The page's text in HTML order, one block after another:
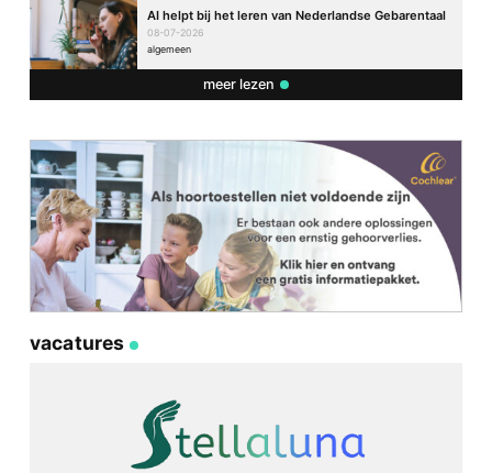
AI helpt bij het leren van Nederlandse Gebarentaal
08-07-2026
algemeen
meer lezen
vacatures